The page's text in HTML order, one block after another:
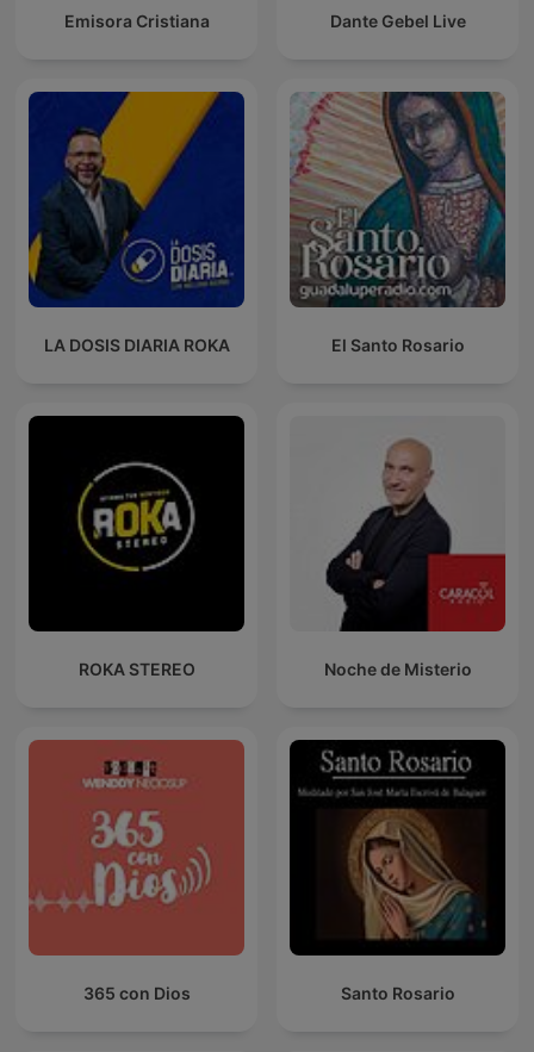
Emisora Cristiana Dante Gebel Live
LA DOSIS DIARIA ROKA El Santo Rosario
ROKA STEREO Noche de Misterio
365 con Dios Santo Rosario